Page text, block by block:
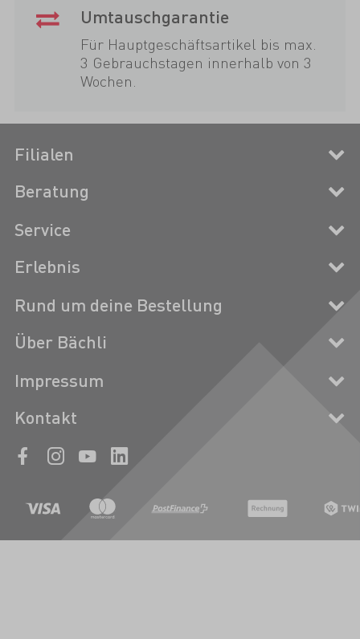
Umtauschgarantie
Für Hauptgeschäftsartikel bis max.
3 Gebrauchstagen innerhalb von 3
Wochen.
Filialen
Beratung
Service
Erlebnis
Rund um deine Bestellung
Über Bächli
Impressum
Kontakt